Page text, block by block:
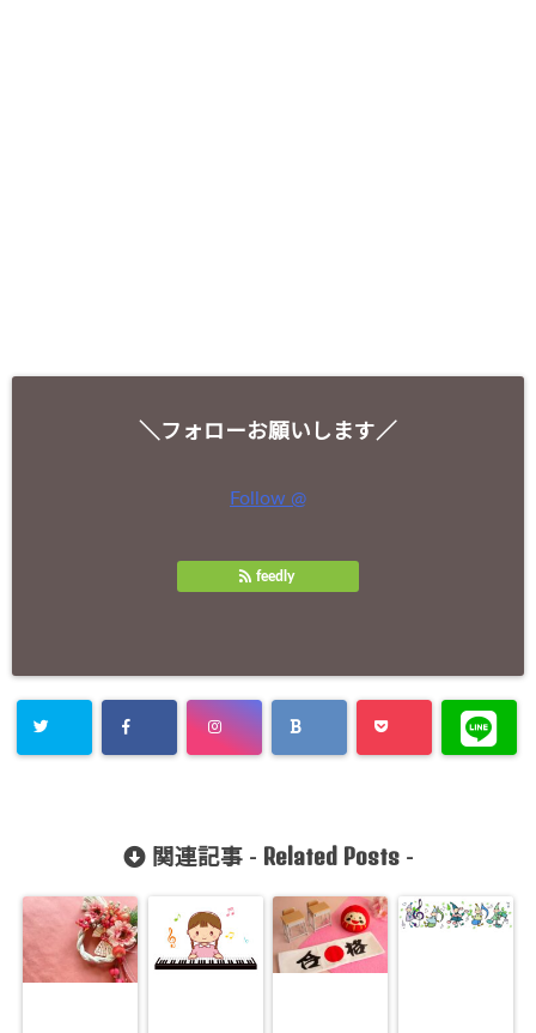
＼フォローお願いします／
Follow @
feedly
関連記事 - Related Posts-